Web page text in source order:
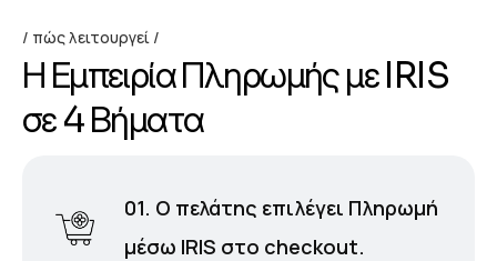
πώς λειτουργεί
Η ΕμπειρίαΠληρωμήςμε IRIS
σε4Βήματα
01. Ο πελάτης επιλέγει Πληρωμή
μέσω IRIS στο checkout.